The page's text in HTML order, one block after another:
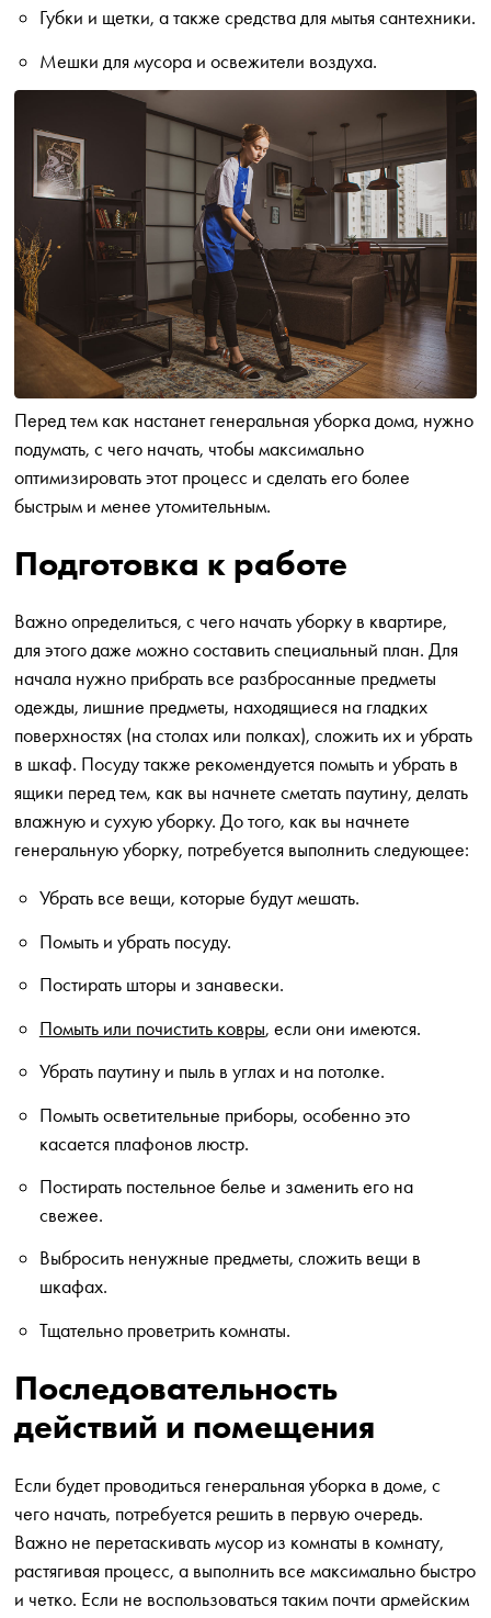
Губки и щетки, а также средства для мытья сантехники.
Мешки для мусора и освежители воздуха.
Перед тем как настанет генеральная уборка дома, нужно
подумать, с чего начать, чтобы максимально
оптимизировать этот процесс и сделать его более
быстрым и менее утомительным.
Подготовка к работе
Важно определиться, с чего начать уборку в квартире,
для этого даже можно составить специальный план. Для
начала нужно прибрать все разбросанные предметы
одежды, лишние предметы, находящиеся на гладких
поверхностях (на столах или полках), сложить их и убрать
в шкаф. Посуду также рекомендуется помыть и убрать в
ящики перед тем, как вы начнете сметать паутину, делать
влажную и сухую уборку. До того, как вы начнете
генеральную уборку, потребуется выполнить следующее:
Убрать все вещи, которые будут мешать.
Помыть и убрать посуду.
Постирать шторы и занавески.
Помыть или почистить ковры, если они имеются.
Убрать паутину и пыль в углах и на потолке.
Помыть осветительные приборы, особенно это
касается плафонов люстр.
Постирать постельное белье и заменить его на
свежее.
Выбросить ненужные предметы, сложить вещи в
шкафах.
Тщательно проветрить комнаты.
Последовательность
действий и помещения
Если будет проводиться генеральная уборка в доме, с
чего начать, потребуется решить в первую очередь.
Важно не перетаскивать мусор из комнаты в комнату,
растягивая процесс, а выполнить все максимально быстро
и четко. Если не воспользоваться таким почти армейским